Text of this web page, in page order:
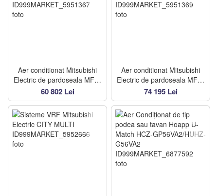
Aer conditionat Mitsubishi
Electric de pardoseala MFZ-
KJ35 VE/MUFZ-KJ35 VE
60 802 Lei
Aer conditionat Mitsubishi
Electric de pardoseala MFZ-
KJ50 VE/MUFZ-KJ50 VE
74 195 Lei